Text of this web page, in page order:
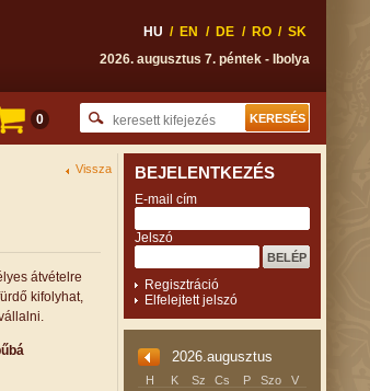
HU / EN / DE / RO / SK
2026. augusztus 7. péntek - Ibolya
0
Vissza
átvételre
kifolyhat,
BEJELENTKEZÉS
E-mail cím
Jelszó
Regisztráció
Elfelejtett jelszó
2026.augusztus
H K Sz Cs P Szo
V